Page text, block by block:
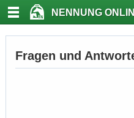
NENNUNG
Fragen und